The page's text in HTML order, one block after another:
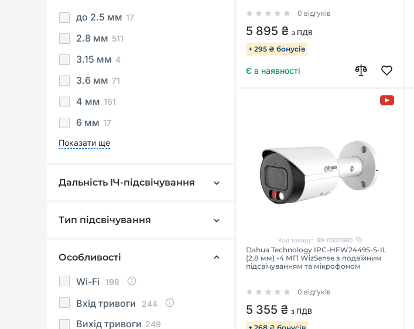
до 2.5 мм 17
2.8 мм 511
3.15 мм 4
3.6 мм 71
4 мм 161
6 мм 17
Показати ще
Дальність ІЧ-підсвічування
8 м
15 м 15
20 м 17
25 м
3
Показати ще
Тип підсвічування
Видиме світло
Подвійне підсвічування
Особливості
Wi-Fi 198
Вхід тривоги 244
Вихід тривоги 249
0 відгуків
5 895 ₴ з ПДВ
+ 295 ₴ бонусів
Є в наявності
Код товару: 99-00011990
Dahua Technology IPC-HFW2449S-S-IL
(2.8 мм) -4 МП WizSense з подвійним
підсвічуванням та мікрофоном
0 відгуків
5 355 ₴ з ПДВ